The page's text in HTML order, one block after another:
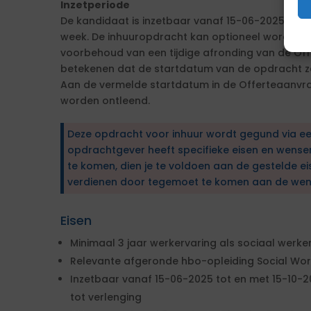
Inzetperiode
De kandidaat is inzetbaar vanaf 15-06-2025 tot
week. De inhuuropdracht kan optioneel worden
voorbehoud van een tijdige afronding van de
betekenen dat de startdatum van de opdracht
Aan de vermelde startdatum in de
worden ontleend.
Deze opdracht voor inhuur wordt gegund via
opdrachtgever heeft specifieke eisen en
te komen, dien je te voldoen aan de gestelde
verdienen door tegemoet te komen aan de
Eisen
Minimaal 3 jaar werkervaring als sociaal
Relevante afgeronde hbo-opleiding Social
Inzetbaar vanaf 15-06-2025 tot en met 15-10-
tot verlenging